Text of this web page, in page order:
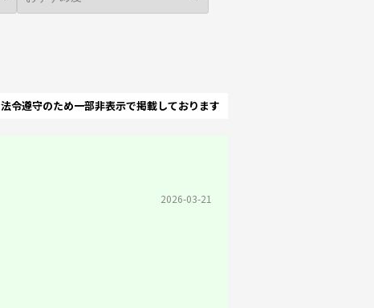
法令遵守のため一部非表示で掲載しております
2026-03-21